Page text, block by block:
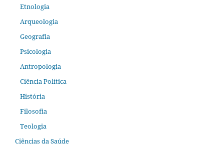
Etnologia
Arqueologia
Geografia
Psicologia
Antropologia
Ciência Política
História
Filosofia
Teologia
Ciências da Saúde